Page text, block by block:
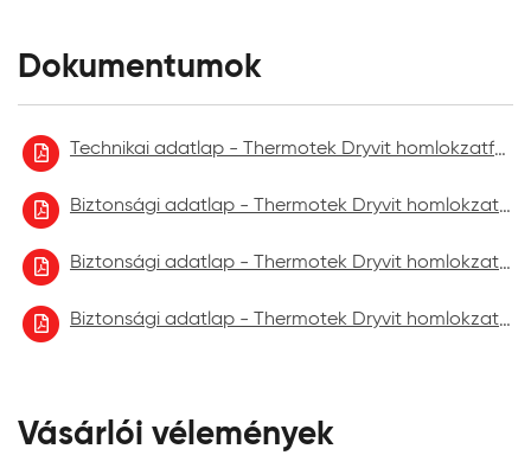
Dokumentumok
Technikai adatlap - Thermotek Dryvit homlokzatfelújító festék
Biztonsági adatlap - Thermotek Dryvit homlokzatfelújító festék 2021.09.
Biztonsági adatlap - Thermotek Dryvit homlokzatfelújító festék 2022.10
Biztonsági adatlap - Thermotek Dryvit homlokzatfelújító festék 2023.06.
Vásárlói vélemények